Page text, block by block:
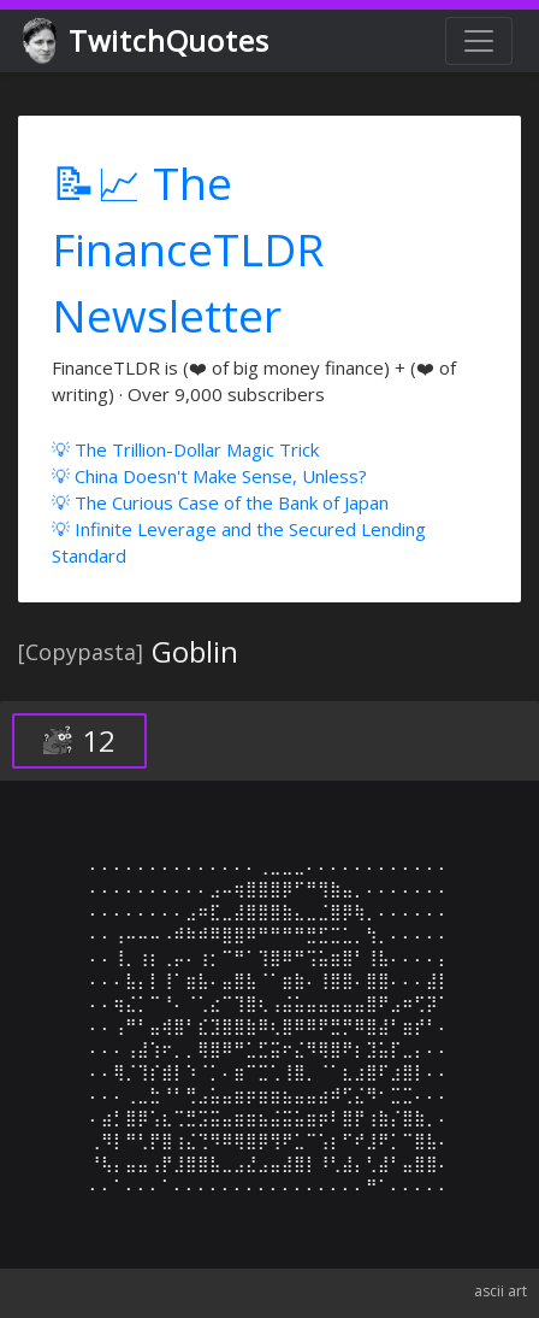
TwitchQuotes
📝📈 The
FinanceTLDR
Newsletter
FinanceTLDR is (❤️ of big money finance) + (❤️ of
writing) · Over 9,000 subscribers
💡 The Trillion-Dollar Magic Trick
💡 China Doesn't Make Sense, Unless?
💡 The Curious Case of the Bank of Japan
💡 Infinite Leverage and the Secured Lending
Standard
[Copypasta] Goblin
12
⠄⠄⠄⠄⠄⠄⠄⠄⠄⠄⠄⠄⠄⠄⢀⣀⣀⣀⠄⠄⠄⠄⠄⠄⠄⠄⠄⠄⠄⠄
⠄⠄⠄⠄⠄⠄⠄⠄⠄⠄⣠⠤⢶⣿⣿⣿⡿⠋⠛⢻⣷⣤⡀⠄⠄⠄⠄⠄⠄⠄
⠄⠄⠄⠄⠄⠄⠄⠄⣠⠶⣏⣀⣼⣿⣿⣿⣷⣄⣀⣈⣿⡿⢷⡀⠄⠄⠄⠄⠄⠄
⠄⠄⢠⠤⠤⠤⠠⠾⠷⠾⠿⣿⣿⠿⠛⠛⠛⠛⣛⣋⣉⣁⡀⢳⡀⠄⠄⠄⠄⠄
⠄⠄⢸⡀⢰⡆⢀⡤⠄⢰⡂⠉⠛⠁⢹⣿⠿⠛⢩⣥⣶⣿⠃⢸⣧⠄⠄⠄⠄⡄
⠄⠄⠄⣧⡄⡇⢸⠁⣶⣧⠄⣤⣿⣧⠈⠁⣶⣷⠄⢸⣿⣿⠄⣿⣿⠄⠄⠄⣼⡇
⠄⠄⢶⣌⡁⠉⠘⠄⠈⢁⣔⠉⢹⣿⢆⢠⣬⣥⣤⣤⣤⣤⣤⣿⠟⣠⠶⢋⡽⠁
⠄⠄⢠⠛⠃⣤⢾⣿⠃⣎⣹⣿⣿⣷⠿⢆⣿⠿⠿⠟⣛⡛⠿⣿⣼⠃⣶⡞⠃⠄
⠄⠄⠄⢠⣼⢱⠖⡀⡀⢿⣿⠿⠛⣁⣋⣭⠖⣌⠻⢿⣿⠟⡆⣹⣥⡏⣀⡄⠄⠄
⠄⠄⢿⡈⢹⡎⣾⡇⠱⠈⡁⠄⣶⠉⣉⢁⢸⣿⡀⠈⠁⣆⣰⣿⠏⣰⣿⡇⠄⠄
⠄⠄⠄⢀⣀⣓⠘⠃⢛⣠⣥⣤⣶⡶⣶⣶⣦⣤⣤⣴⠾⢋⣌⠻⠂⣉⣉⠄⠄⠄
⠄⣴⡃⣿⡿⢡⣆⢉⣛⣩⣭⣤⣶⣶⣦⣬⣭⣥⣶⡶⠇⣿⡟⢰⣷⡌⣿⣷⡀⠄
⢀⠻⡇⠛⢃⡟⣿⢰⣌⢙⠻⠿⢿⣿⡿⢻⠟⣁⠉⢡⡆⠋⠞⣸⠟⡁⠉⣿⣧⠄
⠘⢧⡄⣤⣤⢠⡟⣸⣿⣿⣧⣀⣠⣜⣠⣤⣼⣿⡇⠸⢃⣼⡄⢃⣼⠃⣤⣿⣿⠄
⠄⠄⠁⠄⠄⠄⠁⠄⠄⠄⠄⠄⠄⠄⠄⠄⠄⠄⠄⠄⠄⠄⠄⠛⠁⠄⠄⠄⠄⠄
ascii art